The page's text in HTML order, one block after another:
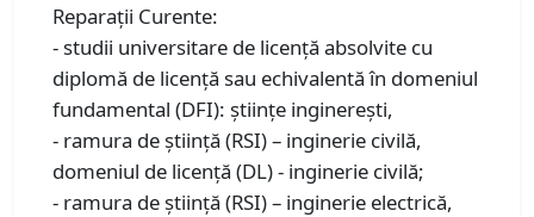
Reparații Curente:
- studii universitare de licenţă absolvite cu
diplomă de licenţă sau echivalentă în domeniul
fundamental (DFI): ştiinţe inginereşti,
- ramura de știință (RSI) – inginerie civilă,
domeniul de licenţă (DL) - inginerie civilă;
- ramura de știință (RSI) – inginerie electrică,